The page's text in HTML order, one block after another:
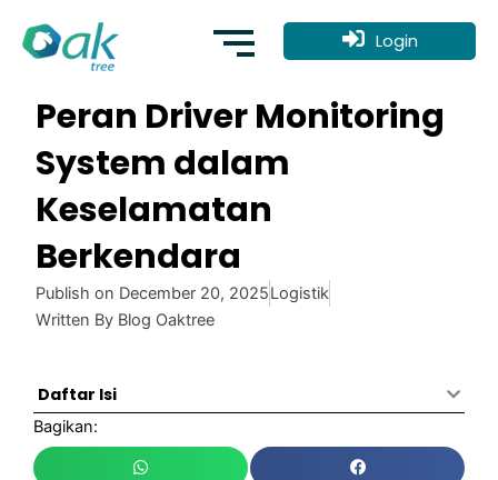
content
Login
Peran Driver Monitoring
System dalam
Keselamatan
Berkendara
Publish on December 20, 2025Logistik
Written By Blog Oaktree
Daftar Isi
Bagikan: